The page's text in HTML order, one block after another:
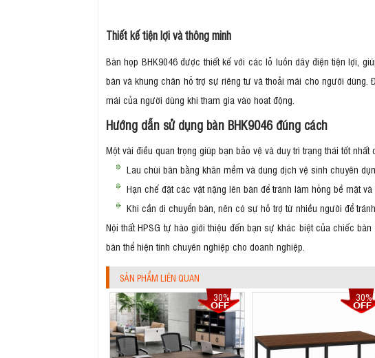
Thiết kế tiện lợi và thông minh
Bàn họp BHK9046 được thiết kế với các lỗ luồn dây điện tiện lợi,
bàn và khung chân hỗ trợ sự riêng tư và thoải mái cho người
mái của người dùng khi tham gia vào hoạt động.
Hướng dẫn sử dụng bàn BHK9046 đúng cách
Một vài điều quan trọng giúp bạn bảo vệ và duy trì trạng thái tốt nhất
Lau chùi bàn bằng khăn mềm và dung dịch vệ sinh chuyên
Hạn chế đặt các vật nặng lên bàn để tránh làm hỏng bề mặt và
Khi cần di chuyển bàn, nên có sự hỗ trợ từ nhiều người để
Nội thất HPSG tự hào giới thiệu đến bạn sự khác biệt của chiếc
bàn thể hiện tính chuyên nghiệp cho doanh nghiệp.
SẢN PHẨM LIÊN QUAN
30% 30%